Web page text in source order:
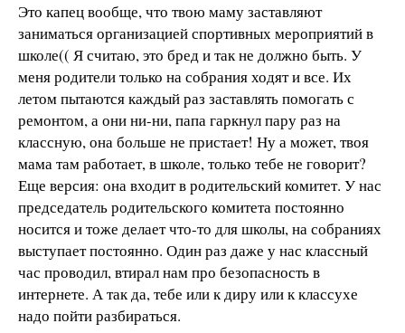
Это капец вообще, что твою маму заставляют
заниматься организацией спортивных мероприятий в
школе(( Я считаю, это бред и так не должно быть. У
меня родители только на собрания ходят и все. Их
летом пытаются каждый раз заставлять помогать с
ремонтом, а они ни-ни, папа гаркнул пару раз на
классную, она больше не пристает! Ну а может, твоя
мама там работает, в школе, только тебе не говорит?
Еще версия: она входит в родительский комитет. У нас
председатель родительского комитета постоянно
носится и тоже делает что-то для школы, на собраниях
выступает постоянно. Один раз даже у нас классный
час проводил, втирал нам про безопасность в
интернете. А так да, тебе или к диру или к классухе
надо пойти разбираться.